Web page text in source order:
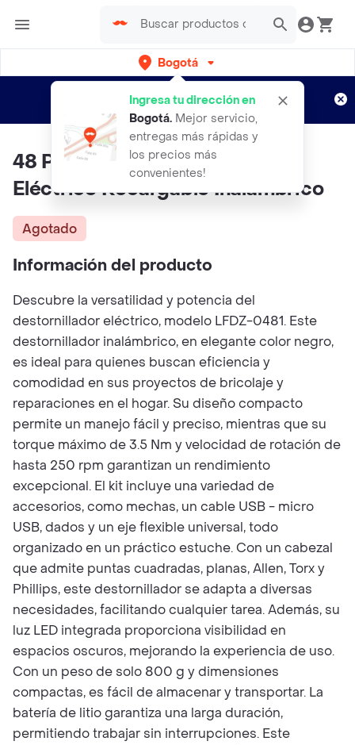
Bogotá
Ingresa tu dirección en
Bogotá. Mejor servicio,
entregas más rápidas y
los precios más
convenientes!
envíos gratis por semanas
Aplican TyC
48 Piezas Kit Destornillador
Eléctrico Recargable Inalámbrico
Agotado
Información del producto
Descubre la versatilidad y potencia del
destornillador eléctrico, modelo LFDZ-0481. Este
destornillador inalámbrico, en elegante color negro,
es ideal para quienes buscan eficiencia y
comodidad en sus proyectos de bricolaje y
reparaciones en el hogar. Su diseño compacto
permite un manejo fácil y preciso, mientras que su
torque máximo de 3.5 Nm y velocidad de rotación de
hasta 250 rpm garantizan un rendimiento
excepcional. El kit incluye una variedad de
accesorios, como mechas, un cable USB - micro
USB, dados y un eje flexible universal, todo
organizado en un práctico estuche. Con un cabezal
que admite puntas cuadradas, planas, Allen, Torx y
Phillips, este destornillador se adapta a diversas
necesidades, facilitando cualquier tarea. Además, su
luz LED integrada proporciona visibilidad en
espacios oscuros, mejorando la experiencia de uso.
Con un peso de solo 800 g y dimensiones
compactas, es fácil de almacenar y transportar. La
batería de litio garantiza una larga duración,
permitiendo trabajar sin interrupciones. Este